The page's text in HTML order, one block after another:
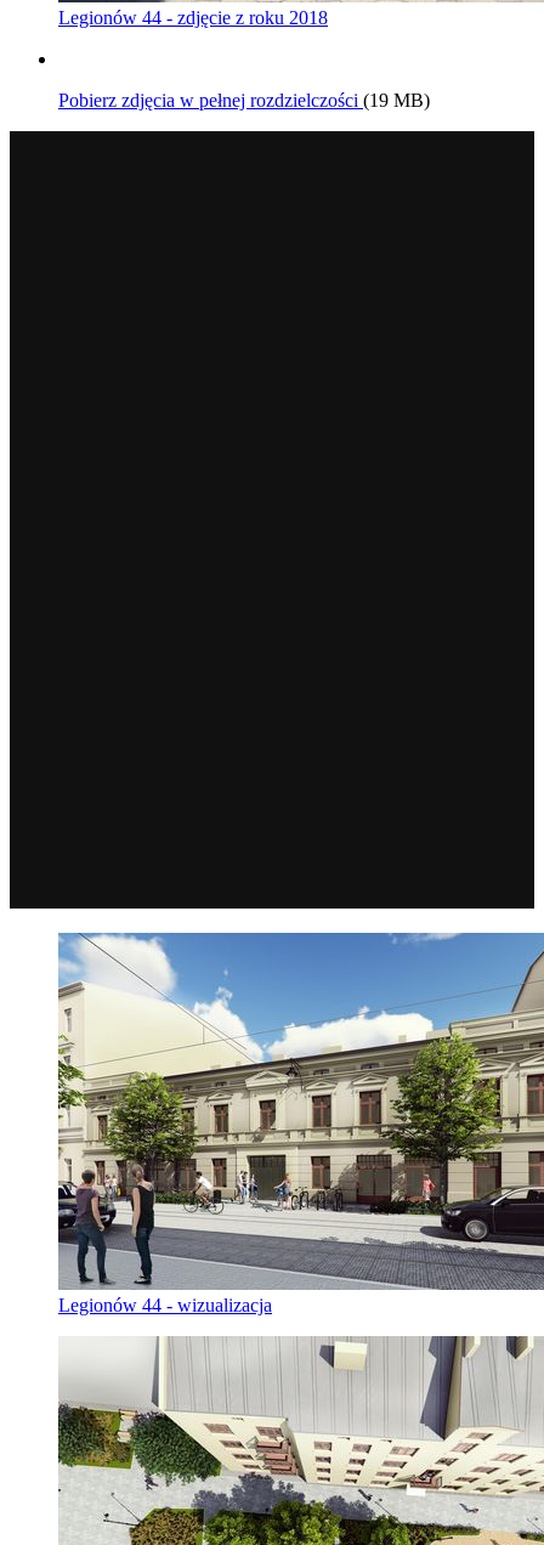
Legionów 44 - zdjęcie z roku 2018
Pobierz zdjęcia w pełnej rozdzielczości (19 MB)
Legionów 44 - wizualizacja